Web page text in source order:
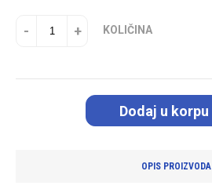
- + KOLIČINA
Dodaj u korpu
OPIS PROIZVODA